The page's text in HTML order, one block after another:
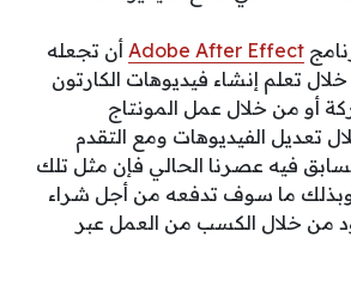
Adobe After Effect أن تجعله
تعلم إنشاء فيديوهات الكارتون
أو من خلال عمل المونتاج
تعديل الفيديوهات ومع التقدم
فيه عصرنا الحالي فإن مثل تلك
وبذلك ما سوف تدفعه من أجل شراء
من خلال الكسب من العمل عبر